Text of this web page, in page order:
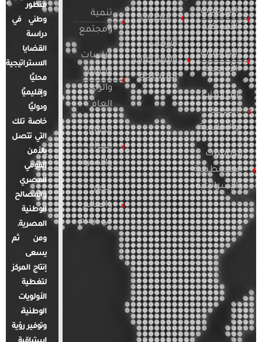
الدراسات
الأمريكية
الدراسات
الأوروبية
الدراسات
العربية
والإقليمية
الدراسات
الفلسطينية
والإسرائيلية
التطرف
الإرهاب
والصراعات
المسلحة
تنمية
ومجتمع
دراسات
الإعلام
والرأي
العام
قضايا
المرأة
والأسرة
مصر
والعالم
في أرقام
منظور
وطني في
دراسة
القضايا
الاستراتيجية
محليًا
وإقليميًا
ودوليًا
خاصة تلك
التي تتصل
بالأمن
القومي
المصري
والمصالح
الوطنية
المصرية.
ومن ثم
يسعى
إنتاج المركز
لتغطية
الأولويات
الوطنية،
وتوفير رؤية